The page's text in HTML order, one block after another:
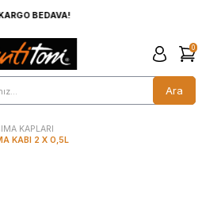
ve ÜzerineKARGO BEDAVA!
Ara
0
KAPLARI
KABI 2 X 0,5L